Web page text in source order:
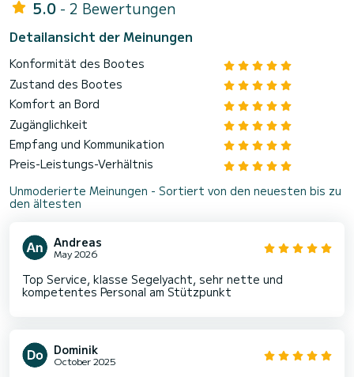
5.0 - 2 Bewertungen
Detailansicht der Meinungen
Konformität des Bootes
Zustand des Bootes
Komfort an Bord
Zugänglichkeit
Empfang und Kommunikation
Preis-Leistungs-Verhältnis
Unmoderierte Meinungen - Sortiert von den neuesten bis zu
den ältesten
Andreas
May 2026
Top Service, klasse Segelyacht, sehr nette und
kompetentes Personal am Stützpunkt
Dominik
October 2025